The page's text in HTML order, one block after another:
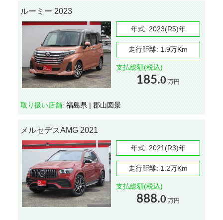
ルーミー 2023
年式: 2023(R5)年
走行距離: 1.9万Km
支払総額(税込)
185.0 万円
取り扱い店舗: 福島県 | 郡山図景
メルセデスAMG 2021
年式: 2021(R3)年
走行距離: 1.2万Km
支払総額(税込)
888.0 万円